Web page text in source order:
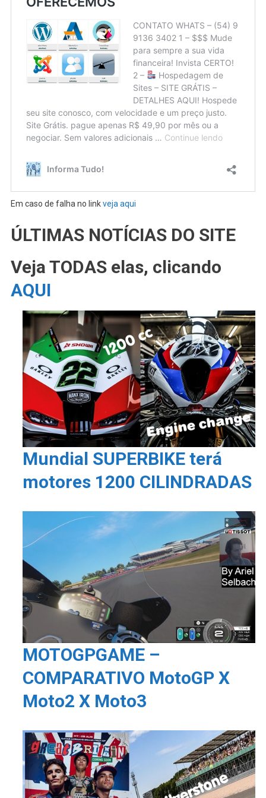
Em caso de falha no linkveja aqui
ÚLTIMAS NOTÍCIAS DO SITE
Veja TODAS elas, clicando
AQUI
Mundial SUPERBIKE terá
motores 1200 CILINDRADAS
MOTOGPGAME –
COMPARATIVO MotoGP X
Moto2 X Moto3